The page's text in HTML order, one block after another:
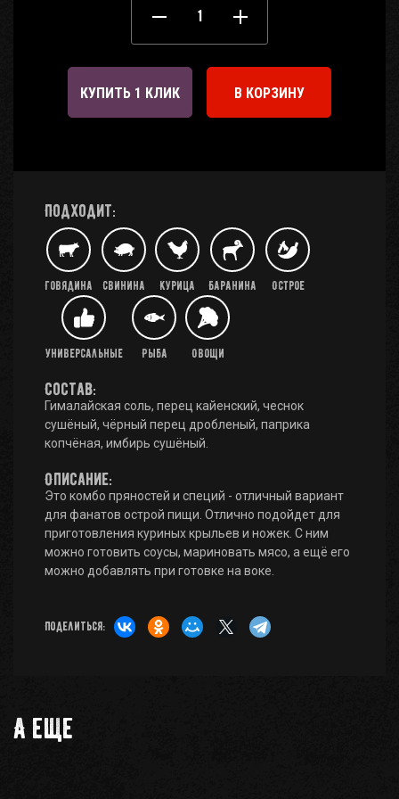
КУПИТЬ 1 КЛИК В КОРЗИНУ
Подходит:
Говядина Свинина Курица Баранина Острое
Универсальные Рыба Овощи
Состав:
Гималайская соль, перец кайенский, чеснок
сушёный, чёрный перец дробленый, паприка
копчёная, имбирь сушёный.
Описание:
Это комбо пряностей и специй - отличный вариант
для фанатов острой пищи. Отлично подойдет для
приготовления куриных крыльев и ножек. С ним
можно готовить соусы, мариновать мясо, а ещё его
можно добавлять при готовке на воке.
Поделиться:
А еще